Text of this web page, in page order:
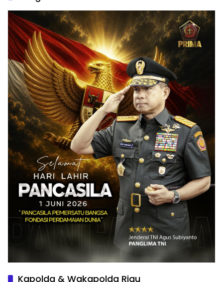
Kapolda & Wakapolda Riau